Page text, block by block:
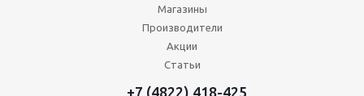
Магазины
Производители
Акции
Статьи
+7 (4822) 418-425